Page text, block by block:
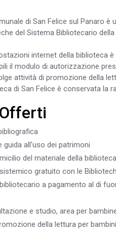
di San Felice sul Panaro
del Sistema Bibliotecario
internet della biblioteca
il modulo di autorizzazione
attività di promozione della
di San Felice è conservata la
guida all'uso dei patrimoni
del materiale della biblioteca
gratuito con le
a pagamento al di
e studio, area per
della lettura per